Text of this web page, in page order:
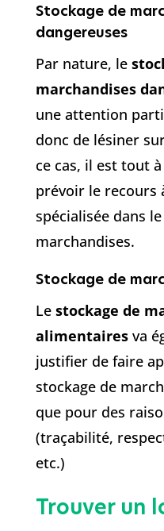
Stockage de
dangereuses
Par nature, le
marchandises
une attention
donc de lésiner
ce cas, il est tout
prévoir le recours
spécialisée dans
marchandises.
Stockage de
Le stockage de
alimentairesva
justifier de faire
stockage de
que pour des
(traçabilité,
etc.)
Trouver un